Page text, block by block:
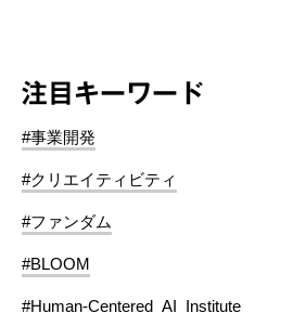
注目キーワード
#事業開発
#クリエイティビティ
#ファンダム
#BLOOM
#Human-Centered_AI_Institute